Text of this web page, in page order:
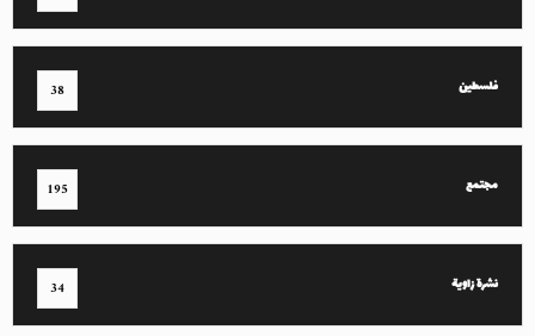
فلسطين 38
مجتمع 195
نشرة زاوية 34